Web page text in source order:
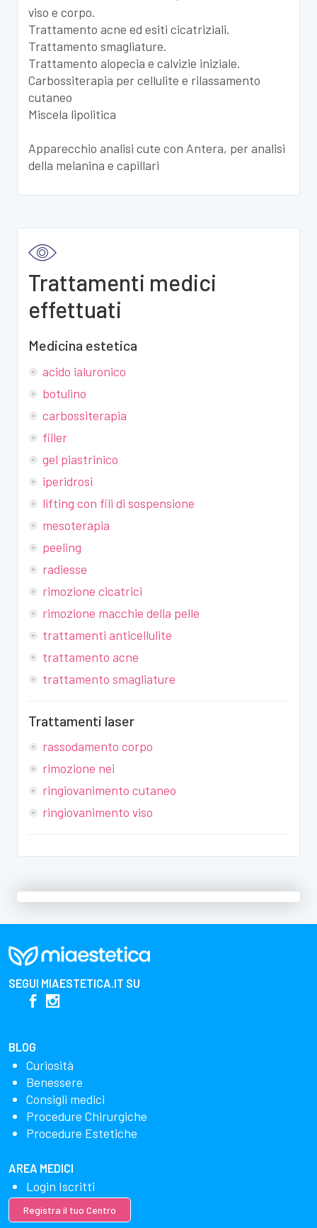
viso e corpo.
Trattamento acne ed esiti cicatriziali.
Trattamento smagliature.
Trattamento alopecia e calvizie iniziale.
Carbossiterapia per cellulite e rilassamento
cutaneo
Miscela lipolitica
Apparecchio analisi cute con Antera, per analisi
della melanina e capillari
Trattamenti medici
effettuati
Medicina estetica
acido ialuronico
botulino
carbossiterapia
filler
gel piastrinico
iperidrosi
lifting con fili di sospensione
mesoterapia
peeling
radiesse
rimozione cicatrici
rimozione macchie della pelle
trattamenti anticellulite
trattamento acne
trattamento smagliature
Trattamenti laser
rassodamento corpo
rimozione nei
ringiovanimento cutaneo
ringiovanimento viso
SEGUI MIAESTETICA.IT SU
BLOG
Curiosità
Benessere
Consigli medici
Procedure Chirurgiche
Procedure Estetiche
AREA MEDICI
Login Iscritti
Registra il tuo Centro